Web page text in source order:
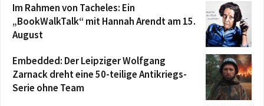
Im Rahmen von Tacheles: Ein
„BookWalkTalk“ mit Hannah Arendt am 15.
August
Embedded: Der Leipziger Wolfgang
Zarnack dreht eine 50-teilige Antikriegs-
Serie ohne Team